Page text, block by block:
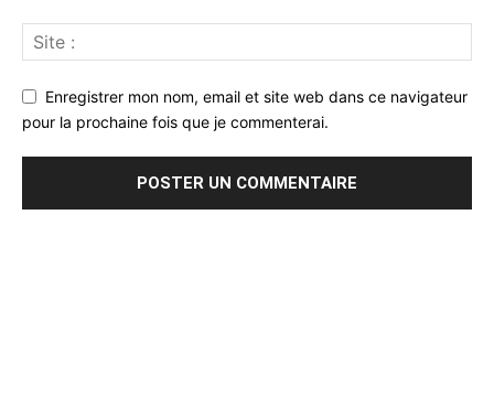
Enregistrer mon nom, email et site web dans ce navigateur
pour la prochaine fois que je commenterai.